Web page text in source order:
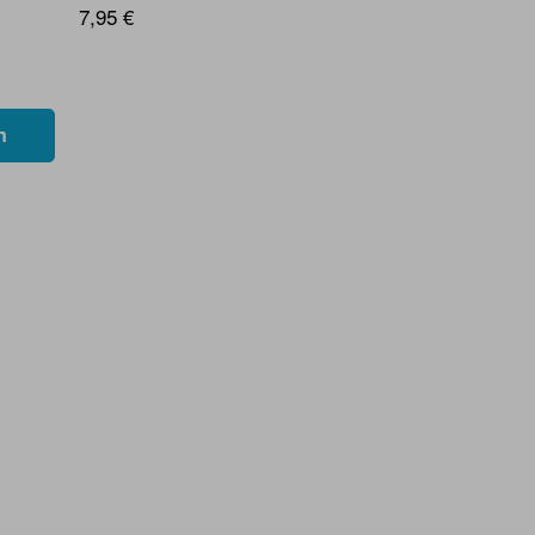
7,95 €